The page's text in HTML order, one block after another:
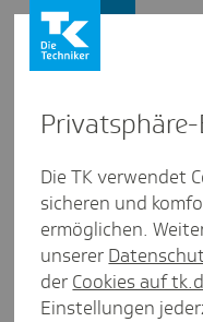
„Die
gewissen
Inter­view aus Hessen
Presse und Politik
Die TK verwendet
sicheren und
ermöglichen.
unserer
der Cookies auf
Einstellungen